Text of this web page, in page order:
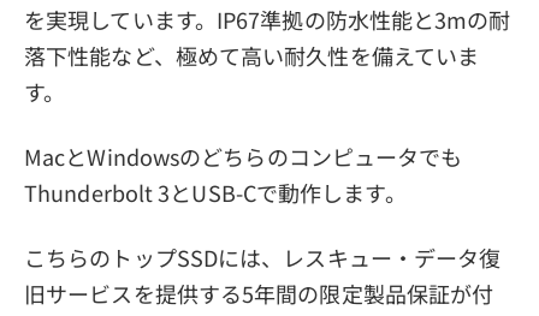
を実現しています。IP67準拠の防水性能と3mの耐
落下性能など、極めて高い耐久性を備えていま
す。
MacとWindowsのどちらのコンピュータでも
Thunderbolt 3とUSB-Cで動作します。
こちらのトップSSDには、レスキュー・データ復
旧サービスを提供する5年間の限定製品保証が付